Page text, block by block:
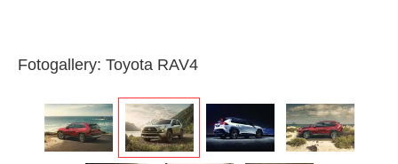
Fotogallery: Toyota RAV4